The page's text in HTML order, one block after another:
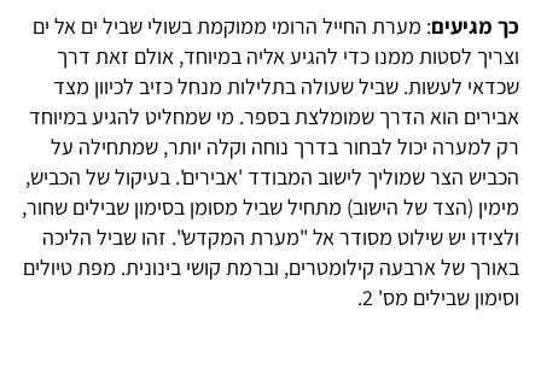
כך מגיעים: מערת החייל הרומי ממוקמת בשולי שביל ים אל ים
וצריך לסטות ממנו כדי להגיע אליה במיוחד, אולם זאת דרך
שכדאי לעשות. שביל שעולה בתלילות מנחל כזיב לכיוון מצד
אבירים הוא הדרך שמומלצת בספר. מי שמחליט להגיע במיוחד
רק למערה יכול לבחור בדרך נוחה וקלה יותר, שמתחילה על
הכביש הצר שמוליך לישוב המבודד 'אבירים'. בעיקול של הכביש,
מימין (הצד של הישוב) מתחיל שביל מסומן בסימון שבילים שחור,
ולצידו יש שילוט מסודר אל "מערת המקדש". זהו שביל הליכה
באורך של ארבעה קילומטרים, וברמת קושי בינונית. מפת טיולים
וסימון שבילים מס' 2.